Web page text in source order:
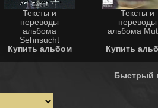
Тексты и
переводы
альбома
Sehnsucht
Купить альбом
Тексты и
переводы
альбома
Купить
Быстрый